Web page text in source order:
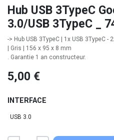
Hub USB 3TypeC
3.0/USB 3TypeC _
-> Hub USB 3TypeC | 1x USB 3TypeC -
| Gris | 156 x 95 x 8 mm
. Garantie 1 an constructeur.
5,00 €
INTERFACE